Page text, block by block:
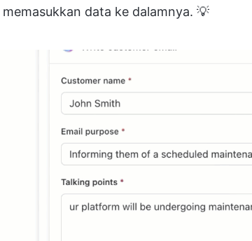
data ke dalamnya. 💡